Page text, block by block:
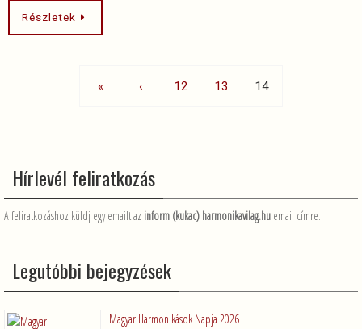
Részletek
« ‹ 12 13 14
Hírlevél feliratkozás
A feliratkozáshoz küldj egy emailt az inform (kukac) harmonikavilag.hu email címre.
Legutóbbi bejegyzések
Magyar Harmonikások Napja 2026